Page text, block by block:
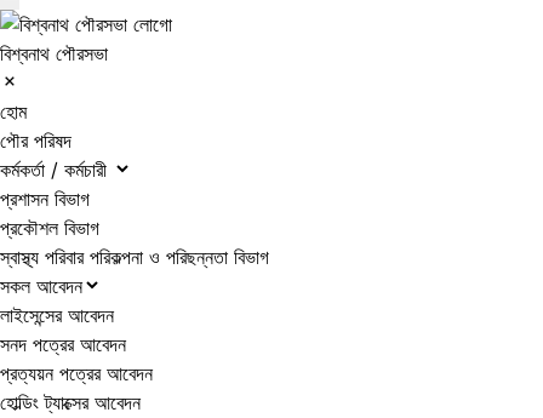
বিশ্বনাথ পৌরসভা
হোম
পৌর পরিষদ
কর্মকর্তা / কর্মচারী
প্রশাসন বিভাগ
প্রকৌশল বিভাগ
স্বাস্থ্য পরিবার পরিকল্পনা ও পরিছন্নতা বিভাগ
সকল আবেদন
লাইসেন্সের আবেদন
সনদ পত্রের আবেদন
প্রত্যয়ন পত্রের আবেদন
হোল্ডিং ট্যাক্সের আবেদন